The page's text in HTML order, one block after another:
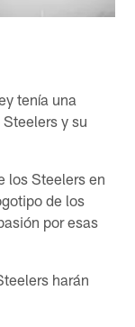
tenía una
y su
los Steelers en
de los
por esas
harán